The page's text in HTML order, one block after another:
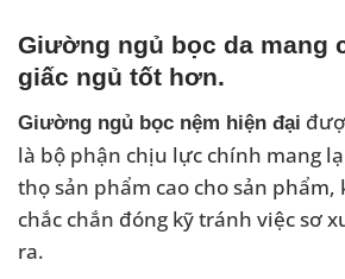
Giường ngủ bọc da mang
giấc ngủ tốt hơn.
Giường ngủ bọc nệm hiện đại
là bộ phận chịu lực chính mang
thọ sản phẩm cao cho sản
chắc chắn đóng kỹ tránh việc sơ
ra.